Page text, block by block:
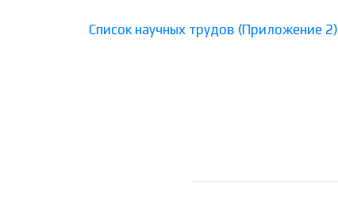
Список научных трудов (Приложение 2)